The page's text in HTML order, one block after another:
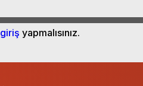
giriş yapmalısınız.